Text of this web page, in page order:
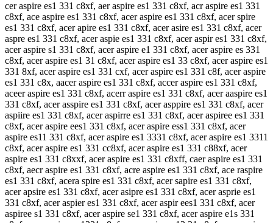
cer aspire es1 331 c8xf, aer aspire es1 331 c8xf, acr aspire es1 331
c8xf, ace aspire es1 331 c8xf, acer aspire es1 331 c8xf, acer spire
es1 331 c8xf, acer apire es1 331 c8xf, acer asire es1 331 c8xf, acer
aspre es1 331 c8xf, acer aspie es1 331 c8xf, acer aspir es1 331 c8xf,
acer aspire s1 331 c8xf, acer aspire e1 331 c8xf, acer aspire es 331
c8xf, acer aspire es1 31 c8xf, acer aspire es1 33 c8xf, acer aspire es1
331 8xf, acer aspire es1 331 cxf, acer aspire es1 331 c8f, acer aspire
es1 331 c8x, aacer aspire es1 331 c8xf, accer aspire es1 331 c8xf,
aceer aspire es1 331 c8xf, acerr aspire es1 331 c8xf, acer aaspire es1
331 c8xf, acer asspire es1 331 c8xf, acer asppire es1 331 c8xf, acer
aspiire es1 331 c8xf, acer aspirre es1 331 c8xf, acer aspiree es1 331
c8xf, acer aspire ees1 331 c8xf, acer aspire ess1 331 c8xf, acer
aspire es11 331 c8xf, acer aspire es1 3331 c8xf, acer aspire es1 3311
c8xf, acer aspire es1 331 cc8xf, acer aspire es1 331 c88xf, acer
aspire es1 331 c8xxf, acer aspire es1 331 c8xff, caer aspire es1 331
c8xf, aecr aspire es1 331 c8xf, acre aspire es1 331 c8xf, ace raspire
es1 331 c8xf, acera spire es1 331 c8xf, acer sapire es1 331 c8xf,
acer apsire es1 331 c8xf, acer asipre es1 331 c8xf, acer asprie es1
331 c8xf, acer aspier es1 331 c8xf, acer aspir ees1 331 c8xf, acer
aspiree s1 331 c8xf, acer aspire se1 331 c8xf, acer aspire e1s 331